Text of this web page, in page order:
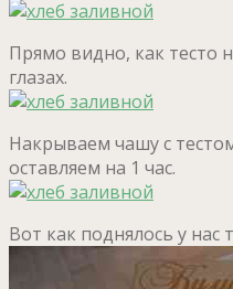
Прямо видно, как тесто
глазах.
Накрываем чашу с
оставляем на 1 час.
Вот как поднялось у нас